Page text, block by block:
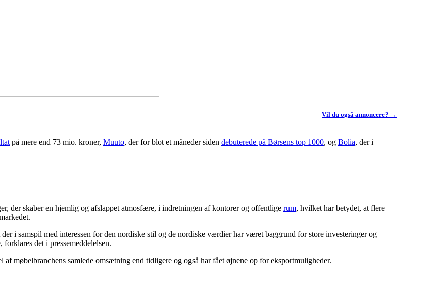
Vil du også annoncere? →
på mere end 73 mio. kroner, Muuto, der for blot et måneder siden debuterede på Børsens top 1000, og Bolia, der i
der skaber en hjemlig og afslappet atmosfære, i indretningen af kontorer og offentlige rum, hvilket har betydet, at flere
i samspil med interessen for den nordiske stil og de nordiske værdier har været baggrund for store investeringer og
det i pressemeddelelsen.
møbelbranchens samlede omsætning end tidligere og også har fået øjnene op for eksportmuligheder.